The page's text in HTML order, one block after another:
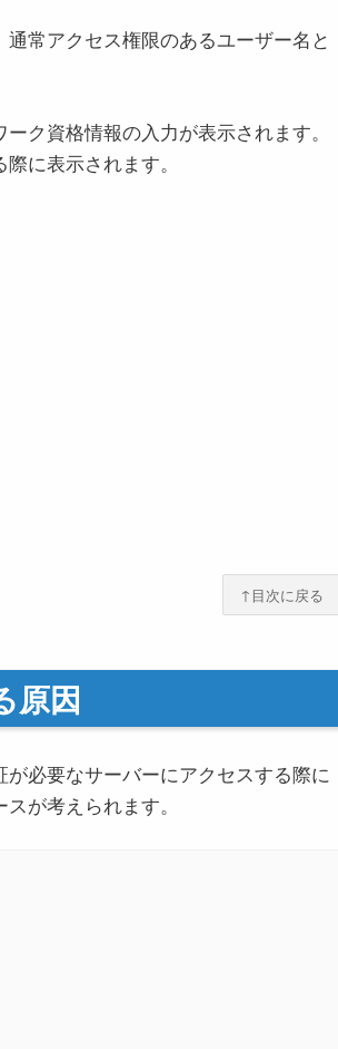
常アクセス権限のあるユーザー名と
ク資格情報の入力が表示されます。
に表示されます。
↑目次に戻る
原因
必要なサーバーにアクセスする際に
が考えられます。